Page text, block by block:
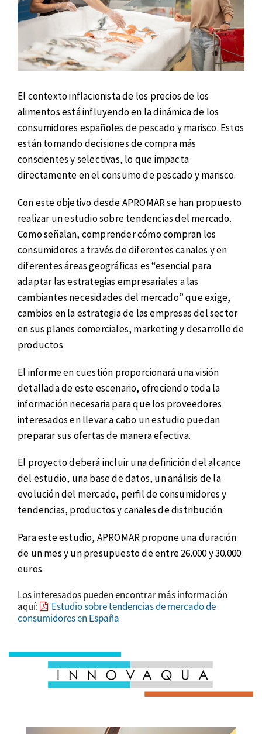
El contexto inflacionista de los precios de los
alimentos está influyendo en la dinámica de los
consumidores españoles de pescado y marisco. Estos
están tomando decisiones de compra más
conscientes y selectivas, lo que impacta
directamente en el consumo de pescado y marisco.
Con este objetivo desde APROMAR se han propuesto
realizar un estudio sobre tendencias del mercado.
Como señalan, comprender cómo compran los
consumidores a través de diferentes canales y en
diferentes áreas geográficas es “esencial para
adaptar las estrategias empresariales a las
cambiantes necesidades del mercado” que exige,
cambios en la estrategia de las empresas del sector
en sus planes comerciales, marketing y desarrollo de
productos
El informe en cuestión proporcionará una visión
detallada de este escenario, ofreciendo toda la
información necesaria para que los proveedores
interesados en llevar a cabo un estudio puedan
preparar sus ofertas de manera efectiva.
El proyecto deberá incluir una definición del alcance
del estudio, una base de datos, un análisis de la
evolución del mercado, perfil de consumidores y
tendencias, productos y canales de distribución.
Para este estudio, APROMAR propone una duración
de un mes y un presupuesto de entre 26.000 y 30.000
euros.
Los interesados pueden encontrar más información
aquí:
Estudio sobre tendencias de mercado de
consumidores en España